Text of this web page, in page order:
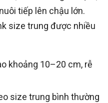
tiếp lên chậu lớn.
size trung được nhiều
khoảng 10–20 cm, rễ
size trung bình thường